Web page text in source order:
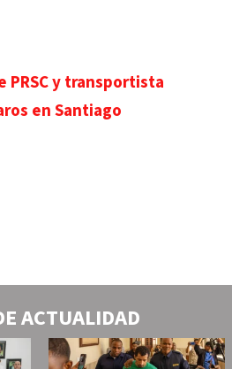
PRSC y transportista
en Santiago
ACTUALIDAD